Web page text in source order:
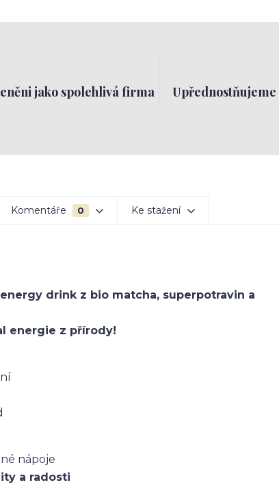
jako spolehlivá firma Upřednostňujeme
Komentáře 0 Ke stažení
drink z bio matcha, superpotravin a
energie z přírody!
nápoje
a radosti